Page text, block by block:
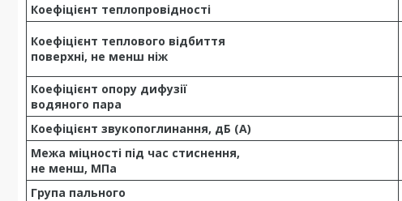
Коефіцієнт теплопровідності
Коефіцієнт теплового відбиття
поверхні, не менш ніж
Коефіцієнт опору дифузії
водяного пара
Коефіцієнт звукопоглинання, дБ (А)
Межа міцності під час стиснення,
не менш, МПа
Група пального